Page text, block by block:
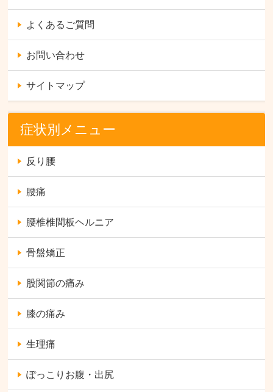
よくあるご質問
お問い合わせ
サイトマップ
症状別メニュー
反り腰
腰痛
腰椎椎間板ヘルニア
骨盤矯正
股関節の痛み
膝の痛み
生理痛
ぽっこりお腹・出尻